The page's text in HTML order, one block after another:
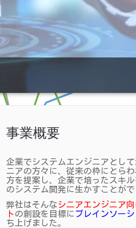
事業概要
企業でシステムエンジニアとし
ニアの方々に、従来の枠にとら
方を提案し、企業で培ったスキ
のシステム開発に生かすことがで
弊社はそんな シニアエンジニア
ト の創設を目標に ブレインソー
ち上げました。